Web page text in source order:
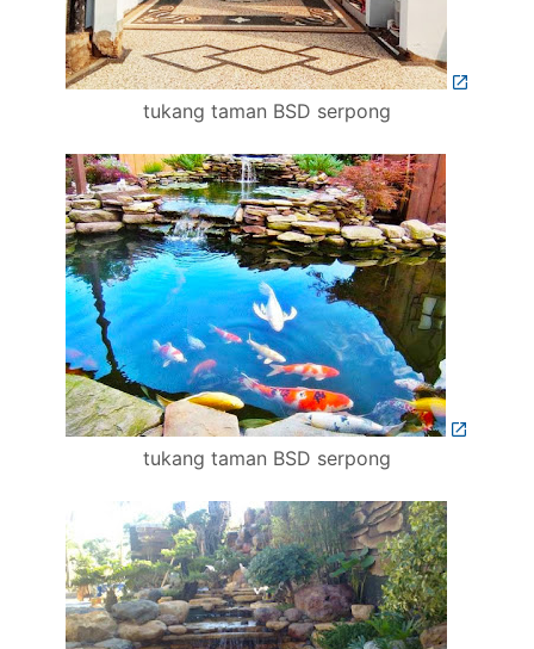
tukang taman BSD serpong
tukang taman BSD serpong